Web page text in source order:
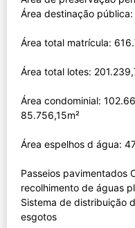
Área destinação
Área total matrícula:
Área total lotes:
Área condominial:
85.756,15m²
Área espelhos d água:
Passeios pavimentados
recolhimento de águas
Sistema de distribuição
esgotos